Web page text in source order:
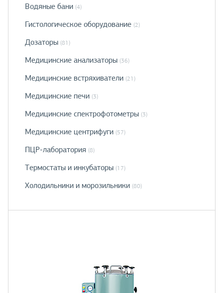
Водяные бани (4)
Гистологическое оборудование (2)
Дозаторы (81)
Медицинские анализаторы (36)
Медицинские встряхиватели (21)
Медицинские печи (3)
Медицинские спектрофотометры (3)
Медицинские центрифуги (57)
ПЦР-лаборатория (8)
Термостаты и инкубаторы (17)
Холодильники и морозильники (80)